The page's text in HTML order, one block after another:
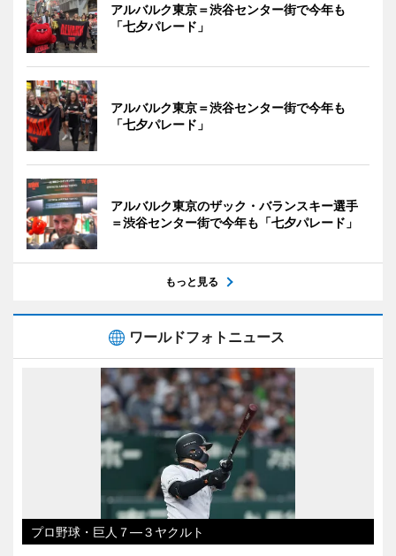
アルバルク東京＝渋谷センター街で今年も
「七夕パレード」
アルバルク東京＝渋谷センター街で今年も
「七夕パレード」
アルバルク東京のザック・バランスキー選手
＝渋谷センター街で今年も「七夕パレード」
もっと見る
ワールドフォトニュース
プロ野球・巨人７―３ヤクルト